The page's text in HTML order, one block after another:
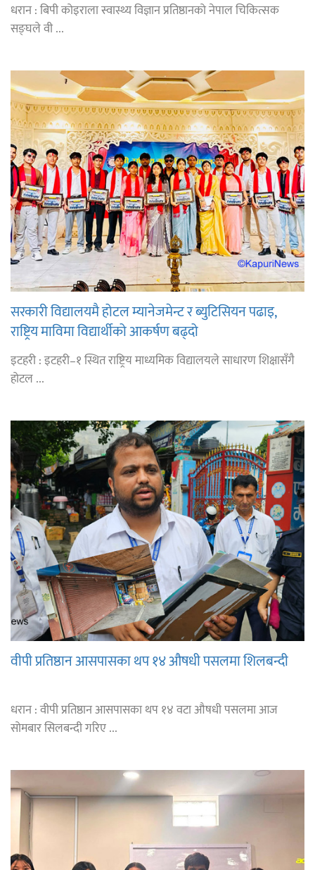
धरान : बिपी कोइराला स्वास्थ्य विज्ञान प्रतिष्ठानको नेपाल चिकित्सक
सङ्घले वी ...
सरकारी विद्यालयमै होटल म्यानेजमेन्ट र ब्युटिसियन पढाइ,
राष्ट्रिय माविमा विद्यार्थीको आकर्षण बढ्दो
इटहरी : इटहरी–१ स्थित राष्ट्रिय माध्यमिक विद्यालयले साधारण शिक्षासँगै
होटल ...
वीपी प्रतिष्ठान आसपासका थप १४ औषधी पसलमा शिलबन्दी
धरान : वीपी प्रतिष्ठान आसपासका थप १४ वटा औषधी पसलमा आज
सोमबार सिलबन्दी गरिए ...